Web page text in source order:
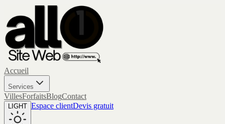
Accueil
Services
VillesForfaitsBlogContact
LIGHT Espace clientDevis gratuit